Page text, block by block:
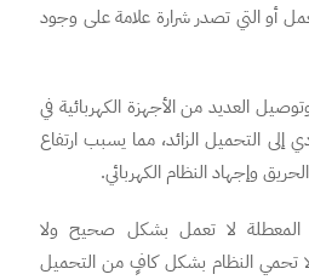
أو التي تصدر شرارة علامة على وجود
العديد من الأجهزة الكهربائية في
إلى التحميل الزائد، مما يسبب ارتفاع
وإجهاد النظام الكهربائي.
المعطلة لا تعمل بشكل صحيح ولا
تحمي النظام بشكل كافٍ من التحميل